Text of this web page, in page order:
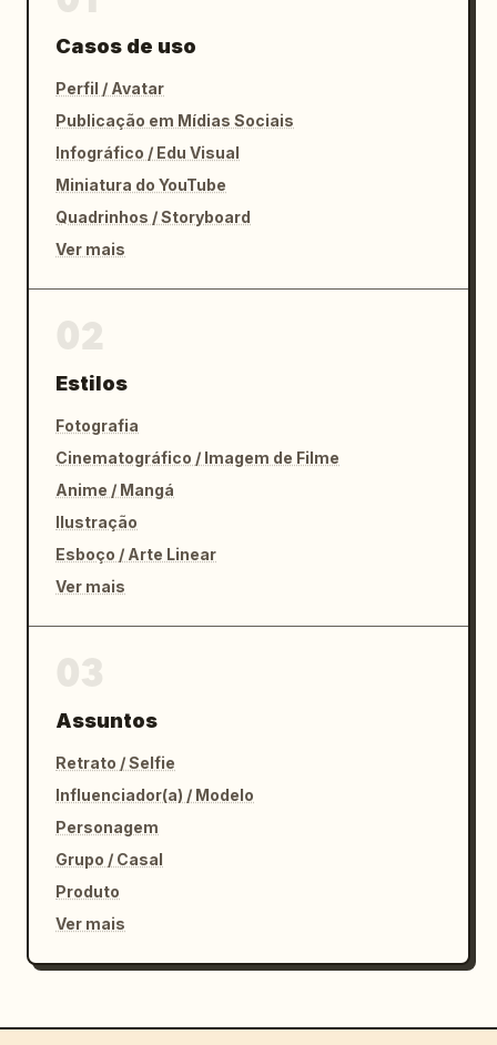
Casos de uso
Perfil / Avatar
Publicação em Mídias Sociais
Infográfico / Edu Visual
Miniatura do YouTube
Quadrinhos / Storyboard
Ver mais
Estilos
Fotografia
Cinematográfico / Imagem de Filme
Anime / Mangá
Ilustração
Esboço / Arte Linear
Ver mais
Assuntos
Retrato / Selfie
Influenciador(a) / Modelo
Personagem
Grupo / Casal
Produto
Ver mais